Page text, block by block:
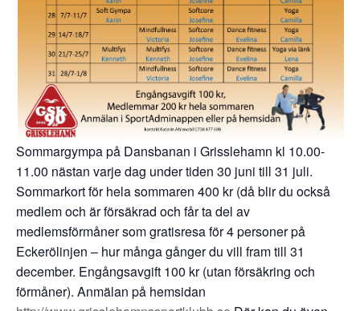
Sommargympa på Dansbanan i Grisslehamn kl 10.00-
11.00 nästan varje dag under tiden 30 juni till 31 juli.
Sommarkort för hela sommaren 400 kr (då blir du också
medlem och är försäkrad och får ta del av
medlemsförmåner som gratisresa för 4 personer på
Eckerölinjen – hur många gånger du vill fram till 31
december. Engångsavgift 100 kr (utan försäkring och
förmåner). Anmälan på hemsidan